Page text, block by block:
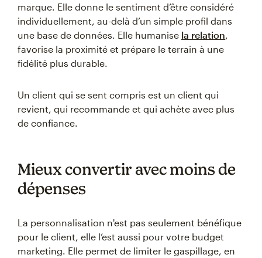
marque. Elle donne le sentiment d’être considéré
individuellement, au-delà d’un simple profil dans
une base de données. Elle humanise la relation
favorise la proximité et prépare le terrain à une
fidélité plus durable.
Un client qui se sent compris est un client qui
revient, qui recommande et qui achète avec plus
de confiance.
Mieux convertir avec moins de
dépenses
La personnalisation n'est pas seulement bénéfique
pour le client, elle l’est aussi pour votre budget
marketing. Elle permet de limiter le gaspillage, en